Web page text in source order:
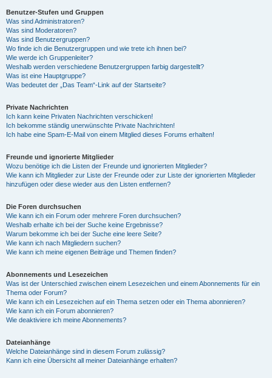
V
d
e
o
Benutzer-Stufen und Gruppen
Was sind Administratoren?
Was sind Moderatoren?
Was sind Benutzergruppen?
Wo finde ich die Benutzergruppen und wie trete ich ihnen bei?
Wie werde ich Gruppenleiter?
Weshalb werden verschiedene Benutzergruppen farbig dargestellt?
Was ist eine Hauptgruppe?
Was bedeutet der „Das Team“-Link auf der Startseite?
Private Nachrichten
Ich kann keine Privaten Nachrichten verschicken!
Ich bekomme ständig unerwünschte Private Nachrichten!
Ich habe eine Spam-E-Mail von einem Mitglied dieses Forums erhalten!
Freunde und ignorierte Mitglieder
Wozu benötige ich die Listen der Freunde und ignorierten Mitglieder?
Wie kann ich Mitglieder zur Liste der Freunde oder zur Liste der ignorierten Mitglieder
hinzufügen oder diese wieder aus den Listen entfernen?
Die Foren durchsuchen
Wie kann ich ein Forum oder mehrere Foren durchsuchen?
Weshalb erhalte ich bei der Suche keine Ergebnisse?
Warum bekomme ich bei der Suche eine leere Seite?
Wie kann ich nach Mitgliedern suchen?
Wie kann ich meine eigenen Beiträge und Themen finden?
Abonnements und Lesezeichen
Was ist der Unterschied zwischen einem Lesezeichen und einem Abonnements für ein
Thema oder Forum?
Wie kann ich ein Lesezeichen auf ein Thema setzen oder ein Thema abonnieren?
Wie kann ich ein Forum abonnieren?
Wie deaktiviere ich meine Abonnements?
Dateianhänge
Welche Dateianhänge sind in diesem Forum zulässig?
Kann ich eine Übersicht all meiner Dateianhänge erhalten?